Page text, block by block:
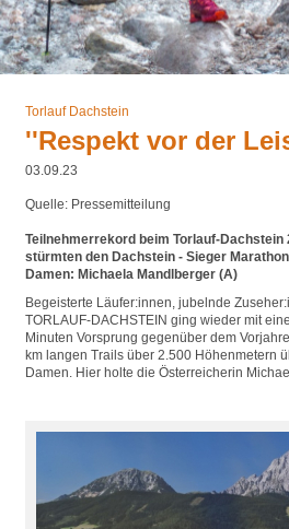
Torlauf Dachstein
''Respekt vor der
03.09.23
Quelle: Pressemitteilung
Teilnehmerrekord beim Torlauf-
stürmten den Dachstein - Sieger
Damen: Michaela Mandlberger (A)
Begeisterte Läufer:innen, jubelnde
TORLAUF-DACHSTEIN ging wieder mit
Minuten Vorsprung gegenüber dem
km langen Trails über 2.500 Höhenmetern
Damen. Hier holte die Österreicherin